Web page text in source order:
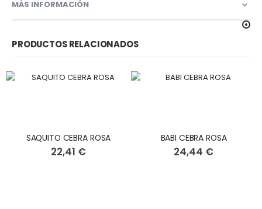
MÁS INFORMACIÓN
PRODUCTOS RELACIONADOS
SAQUITO CEBRA ROSA
22,41 €
BABI CEBRA ROSA
24,44 €